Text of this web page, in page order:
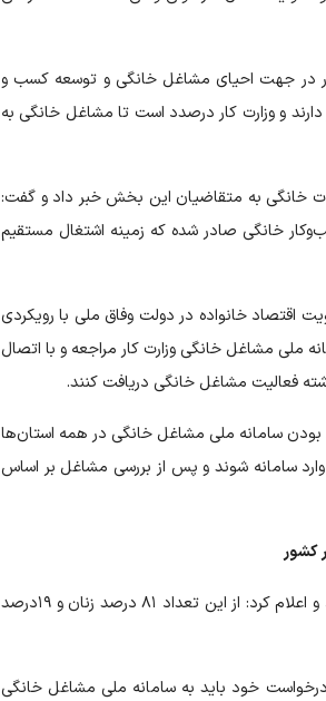
کار در جهت احیای مشاغل خانگی و توسعه کسب و
و وزارت کار درصدد است تا مشاغل خانگی‌ به
از پرداخت بیش از ۱۷۵ میلیارد تومان تسهیلات خانگی به متقاضیان این بخش خبر داد و گفت:
بستر خانواده، تعداد ۵۳۲۰ مجوز راه‌اندازی کسب‌وکار خانگی صادر شده که زمینه اشتغال مستقیم
اقتصاد خانواده در دولت وفاق ملی با رویکردی
ملی مشاغل خانگی وزارت کار مراجعه و با اتصال
سامانه ملی مشاغل خانگی در همه استان‌ها
می‌توانند وارد سامانه شوند و پس از بررسی مشاغل بر اساس
وی همچنین از صدور بیش از ۲ میلیون مجوز مشاغل خانگی طی ۱۴ سال گذشته خبر داد و اعلام کرد: از این تعداد ۸۱ درصد زنان و ۱۹درصد
خود باید به سامانه ملی مشاغل خانگی